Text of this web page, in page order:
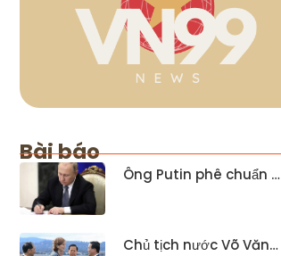
Bài báo
Ông Putin phê chuẩn …
Chủ tịch nước Võ Văn…